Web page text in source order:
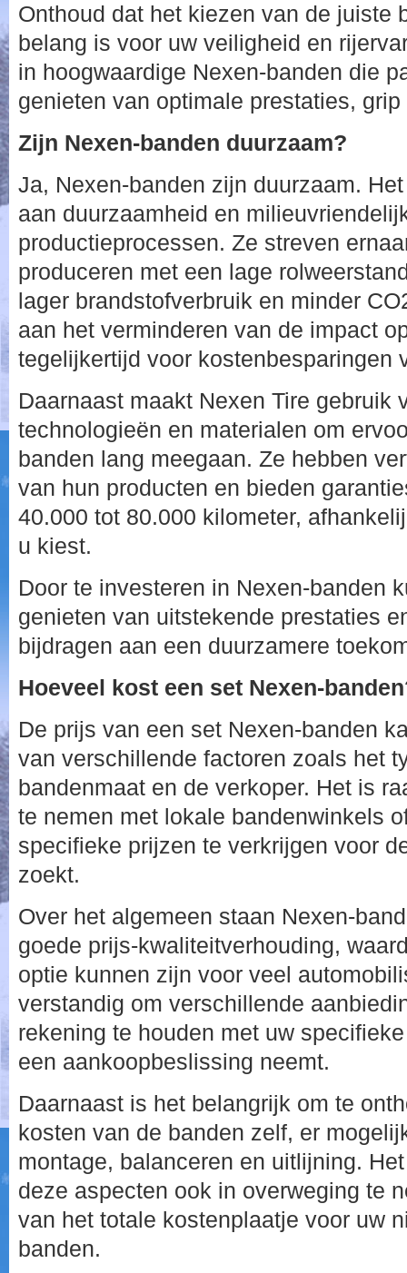
Onthoud dat het kiezen van de juiste
belang is voor uw veiligheid en
in hoogwaardige Nexen-banden die
genieten van optimale prestaties,
Zijn Nexen-banden duurzaam?
Ja, Nexen-banden zijn duurzaam.
aan duurzaamheid en
productieprocessen. Ze streven
produceren met een lage
lager brandstofverbruik en minder
aan het verminderen van de impact
tegelijkertijd voor kostenbesparingen
Daarnaast maakt Nexen Tire gebruik
technologieën en materialen om
banden lang meegaan. Ze hebben
van hun producten en bieden
40.000 tot 80.000 kilometer,
u kiest.
Door te investeren in Nexen-banden
genieten van uitstekende prestaties
bijdragen aan een duurzamere
Hoeveel kost een set Nexen-
De prijs van een set Nexen-banden
van verschillende factoren zoals het
bandenmaat en de verkoper. Het is
te nemen met lokale bandenwinkels
specifieke prijzen te verkrijgen voor
zoekt.
Over het algemeen staan Nexen-
goede prijs-kwaliteitverhouding,
optie kunnen zijn voor veel
verstandig om verschillende
rekening te houden met uw
een aankoopbeslissing neemt.
Daarnaast is het belangrijk om te
kosten van de banden zelf, er
montage, balanceren en uitlijning.
deze aspecten ook in overweging te
van het totale kostenplaatje voor uw
banden.